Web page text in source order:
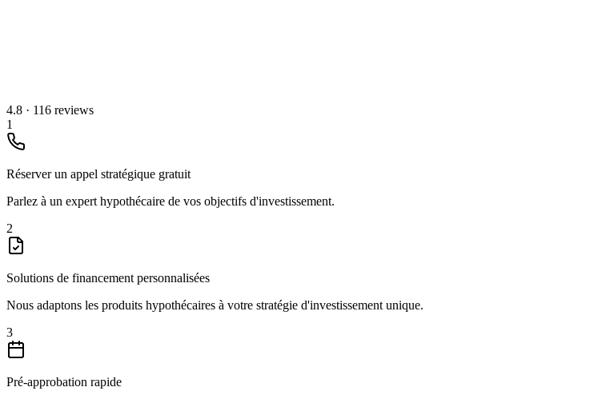
4.8 · 116 reviews
1
Réserver un appel stratégique gratuit
Parlez à un expert hypothécaire de vos objectifs d'investissement.
2
Solutions de financement personnalisées
Nous adaptons les produits hypothécaires à votre stratégie d'investissement unique.
3
Pré-approbation rapide